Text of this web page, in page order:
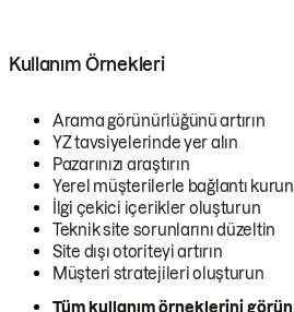
Kullanım Örnekleri
Arama görünürlüğünü artırın
YZ tavsiyelerinde yer alın
Pazarınızı araştırın
Yerel müşterilerle bağlantı kurun
İlgi çekici içerikler oluşturun
Teknik site sorunlarını düzeltin
Site dışı otoriteyi artırın
Müşteri stratejileri oluşturun
Tüm kullanım örneklerini görün